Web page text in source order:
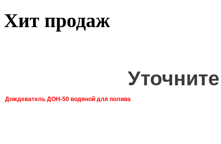
Хит продаж
Дождеватель ДОН-50 водяной для полива